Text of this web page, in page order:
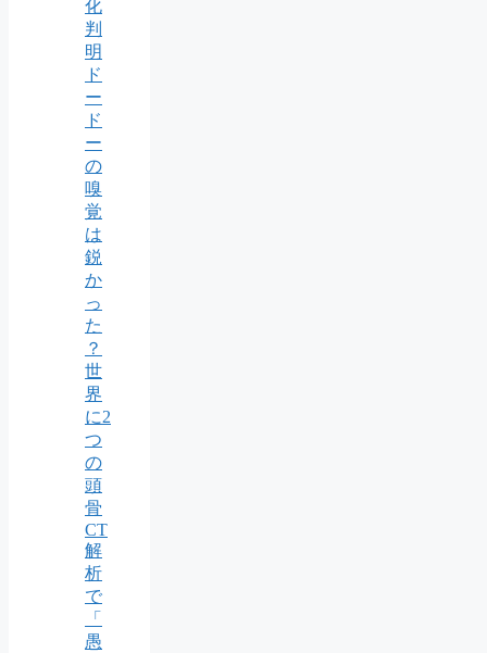
化
判
明
ド
ー
ド
ー
の
嗅
覚
は
鋭
か
っ
た
？
世
界
に2
つ
の
頭
骨
CT
解
析
で
「
愚